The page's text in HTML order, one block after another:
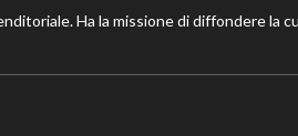
Ha la missione di diffondere la